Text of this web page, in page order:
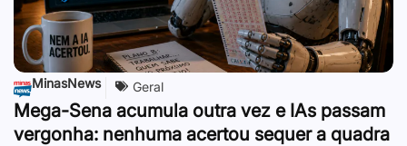
MinasNews Geral
Mega-Sena acumula outra vez e IAs passam
vergonha: nenhuma acertou sequer a quadra